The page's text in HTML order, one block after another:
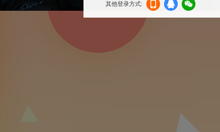
其他登录方式:
机登
登录
信登